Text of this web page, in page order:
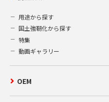
用途から探す
国土強靭化から探す
特集
動画ギャラリー
OEM